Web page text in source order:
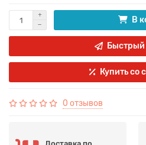
В
Быстрый
Купить со
0 отзывов